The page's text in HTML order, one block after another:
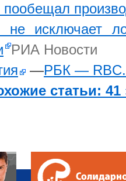
пообещал
не исключает
РИА Новости
—РБК —
статьи: 41